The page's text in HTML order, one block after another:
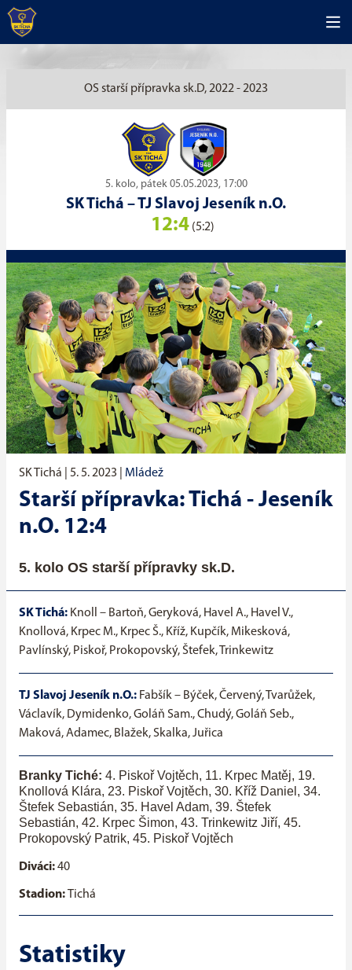
OS starší přípravka sk.D, 2022 - 2023
5. kolo, pátek 05.05.2023, 17:00
SK Tichá –TJ Slavoj Jeseník n.O.
12:4 (5:2)
SK Tichá | 5. 5. 2023 Mládež
Starší přípravka: Tichá - Jeseník
n.O. 12:4
5. kolo OS starší přípravky sk.D.
SK Tichá: Knoll – Bartoň, Geryková, Havel A., Havel V.,
Knollová, Krpec M., Krpec Š., Kříž, Kupčík, Mikesková,
Pavlínský, Piskoř, Prokopovský, Štefek, Trinkewitz
TJ Slavoj Jeseník n.O.: Fabšík – Býček, Červený, Tvarůžek,
Václavík, Dymidenko, Goláň Sam., Chudý, Goláň Seb.,
Maková, Adamec, Blažek, Skalka, Juřica
Branky Tiché: 4. Piskoř Vojtěch, 11. Krpec Matěj, 19.
Knollová Klára, 23. Piskoř Vojtěch, 30. Kříž Daniel, 34.
Štefek Sebastián, 35. Havel Adam, 39. Štefek
Sebastián, 42. Krpec Šimon, 43. Trinkewitz Jiří, 45.
Prokopovský Patrik, 45. Piskoř Vojtěch
Diváci:40
Stadion:Tichá
Statistiky